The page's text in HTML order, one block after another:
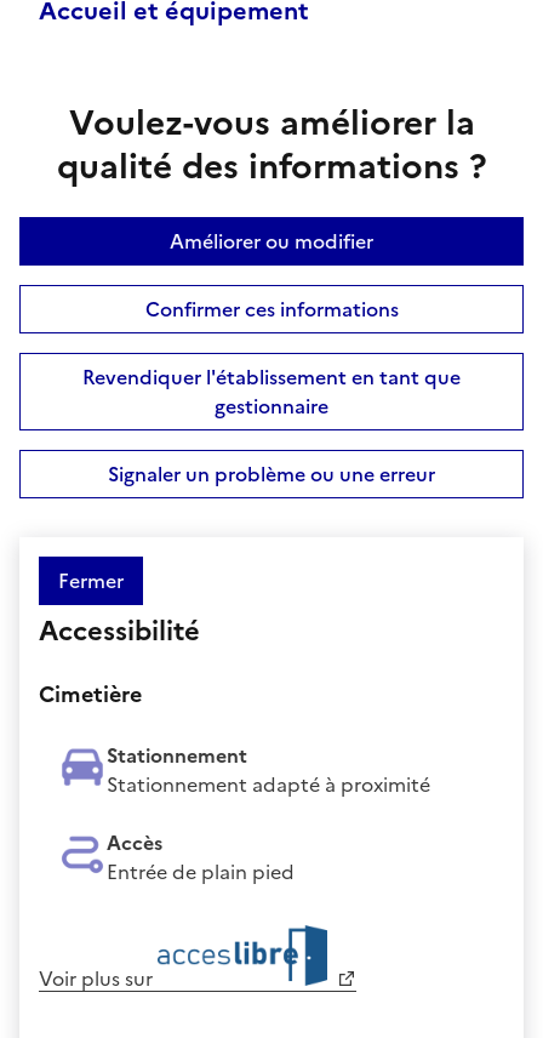
Accueil et équipement
Voulez-vous améliorer la
qualité des informations ?
Améliorer ou modifier
Confirmer ces informations
Revendiquer l'établissement en tant que
gestionnaire
Signaler un problème ou une erreur
Fermer
Accessibilité
Cimetière
Stationnement
Stationnement adapté à proximité
Accès
Entrée de plain pied
Voir plus sur